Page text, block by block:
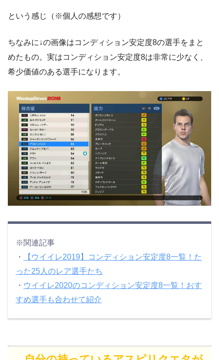
という感じ（※個人の感想です）
ちなみに↓の画像はコンディション安定度8の選手をまと
めたもの。実はコンディション安定度8は非常に少なく、
希少価値のある選手になります。
※関連記事
・
【ウイイレ2019】コンディション安定度8一覧！た
った25人のレア選手たち
・ ウイイレ2020のコンディション安定度8一覧！おす
すめ選手も合わせて紹介